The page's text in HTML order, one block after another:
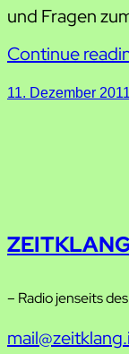
und Fragen
Continue
11. Dezember 2011
– Radio jenseits